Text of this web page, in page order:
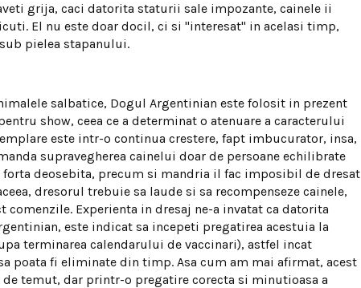
grija, caci datorita staturii sale impozante, cainele ii
El nu este doar docil, ci si "interesat" in acelasi timp,
pielea stapanului.
salbatice, Dogul Argentinian este folosit in prezent
show, ceea ce a determinat o atenuare a caracterului
este intr-o continua crestere, fapt imbucurator, insa,
supravegherea cainelui doar de persoane echilibrate
deosebita, precum si mandria il fac imposibil de dresat
dresorul trebuie sa laude si sa recompenseze cainele,
comenzile. Experienta in dresaj ne-a invatat ca datorita
este indicat sa incepeti pregatirea acestuia la
terminarea calendarului de vaccinari), astfel incat
poata fi eliminate din timp. Asa cum am mai afirmat, acest
temut, dar printr-o pregatire corecta si minutioasa a